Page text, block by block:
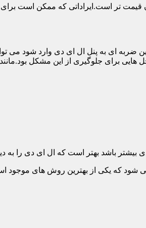
تر است.ایراداتی که ممکن است برای
ضربه ای به پنل ال ای دی وارد شود می
هایی برای جلوگیری از این مشکل
باشد بهتر است که ال ای دی را به
که یکی از بهترین روش های موجود